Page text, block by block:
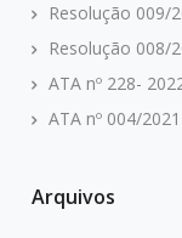
Resolução 009/
Resolução 008/
ATA nº 228-
ATA nº 004/
Arquivos